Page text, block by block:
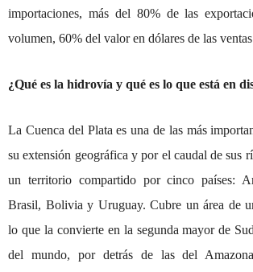
importaciones, más del 80% de las
volumen, 60% del valor en dólares de las
¿Qué es la hidrovía y qué es lo que está en
La Cuenca del Plata es una de las más
su extensión geográfica y por el caudal de sus
un territorio compartido por cinco países:
Brasil, Bolivia y Uruguay. Cubre un área de
lo que la convierte en la segunda mayor de
del mundo, por detrás de las del